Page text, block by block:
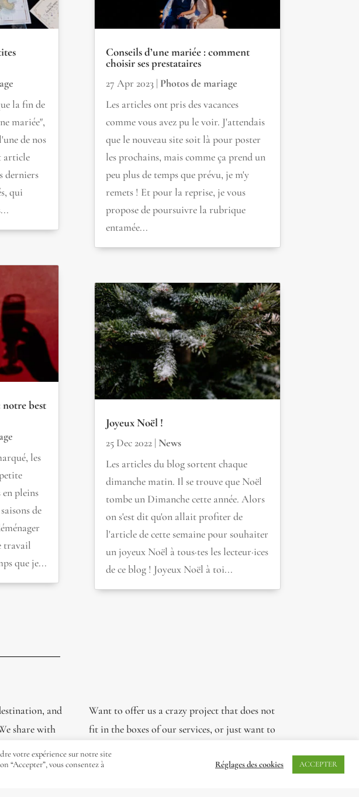
la fin de
mariée",
de nos
article
derniers
qui
notre best
les
en pleins
de
travail
que je...
Conseils d’une mariée : comment
choisir ses prestataires
27 Apr 2023| Photos de mariage
Les articles ont pris des vacances
comme vous avez pu le voir. J'attendais
que le nouveau site soit là pour poster
les prochains, mais comme ça prend un
peu plus de temps que prévu, je m'y
remets ! Et pour la reprise, je vous
propose de poursuivre la rubrique
entamée...
Joyeux Noël !
25 Dec 2022| News
Les articles du blog sortent chaque
dimanche matin. Il se trouve que Noël
tombe un Dimanche cette année. Alors
on s'est dit qu'on allait profiter de
l'article de cette semaine pour souhaiter
un joyeux Noël à tous·tes les lecteur·ices
de ce blog ! Joyeux Noël à toi...
and
share with
share with
Want to offer us a crazy project that does not
fit in the boxes of our services, or just want to
votre expérience sur notre site
“Accepter”, vous consentez à
Réglages des cookies ACCEPTER